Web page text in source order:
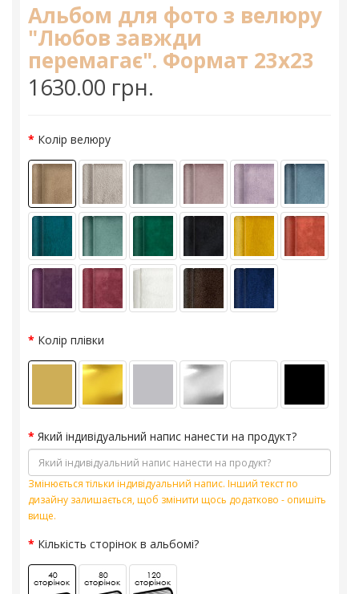
Альбом для фото з велюру
"Любов завжди
перемагає". Формат 23х23
1630.00 грн.
Колір велюру
Колір плівки
Який індивідуальний напис нанести на продукт?
Змінюється тільки індивідуальний напис. Інший текст по
дизайну залишається, щоб змінити щось додатково - опишіть
вище.
Кількість сторінок в альбомі?